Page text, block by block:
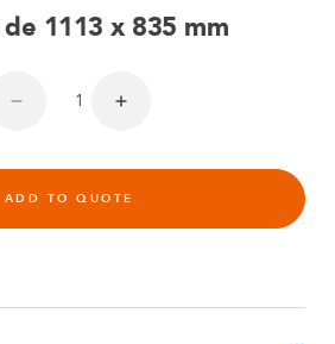
1113 x 835 mm
ADD TO QUOTE